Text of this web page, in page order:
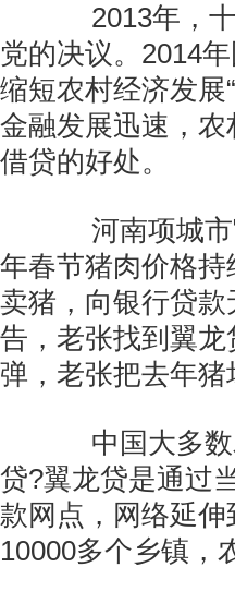
2013年，十
党的决议。2014
缩短农村经济发展
金融发展迅速，
借贷的好处。
河南项城市
年春节猪肉价格
卖猪，向银行贷款
告，老张找到翼
弹，老张把去年
中国大多数
贷?翼龙贷是通过
款网点，网络延
10000多个乡镇，